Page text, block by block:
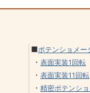
■ポテンショメー
・ 表面実装1回転
・ 表面実装11回転
・ 精密ポテンシ